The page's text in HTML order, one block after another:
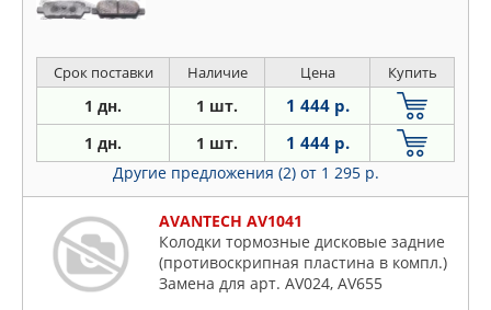
Срок поставки Наличие Цена Купить
1 дн. 1 шт. 1 444 р.
1 дн. 1 шт. 1 444 р.
Другие предложения (2) от 1 295 р.
AVANTECH AV1041
Колодки тормозные дисковые задние
(противоскрипная пластина в компл.)
Замена для арт. AV024, AV655